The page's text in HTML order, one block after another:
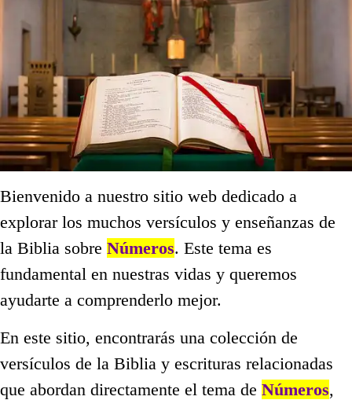
Bienvenido a nuestro sitio web dedicado a
explorar los muchos versículos y enseñanzas de
la Biblia sobre Números. Este tema es
fundamental en nuestras vidas y queremos
ayudarte a comprenderlo mejor.
En este sitio, encontrarás una colección de
versículos de la Biblia y escrituras relacionadas
que abordan directamente el tema de Números,